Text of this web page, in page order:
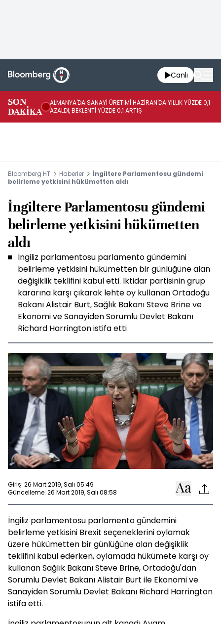
Canlı
SON
DAKİKA
ALMANYA'DA SANAYİ ÜRETİMİ HAZİRAN'DA YILLIK YÜZDE 0,1
AZALDI, BEKLENTİ YÜZDE 0,1 ARTIŞ
Bloomberg HT Haberler
İngiltere Parlamentosu gündemi
belirleme yetkisini hükümetten aldı
İngiltere Parlamentosu gündemi
belirleme yetkisini hükümetten
aldı
İngiliz parlamentosu parlamento gündemini
belirleme yetkisini hükümetten bir günlüğüne alan
değişiklik teklifini kabul etti. İktidar partisinin grup
kararına karşı çıkarak lehte oy kullanan Ortadoğu
Bakanı Alistair Burt, Sağlık Bakanı Steve Brine ve
Ekonomi ve Sanayiden Sorumlu Devlet Bakanı
Richard Harrington istifa etti
Giriş: 26 Mart 2019, Salı 05:49
Güncelleme: 26 Mart 2019, Salı 08:58
İngiliz parlamentosu parlamento gündemini
belirleme yetkisini Brexit seçeneklerini oylamak
üzere hükümetten bir günlüğüne alan değişiklik
teklifini kabul ederken, oylamada hükümete karşı oy
kullanan Sağlık Bakanı Steve Brine, Ortadoğu'dan
Sorumlu Devlet Bakanı Alistair Burt ile Ekonomi ve
Sanayiden Sorumlu Devlet Bakanı Richard Harrington
istifa etti.